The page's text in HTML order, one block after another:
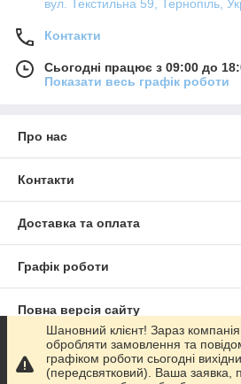
вул. Текстильна 59, Тернопіль,
Контакти
Сьогодні працює з 09:00 до
Показати весь графік роботи
Про нас
Контакти
Доставка та оплата
Графік роботи
Повна версія сайту
Сайт створено на маркетплейсі
Шановний клієнт! Зараз
обробляти замовлення та
графіком роботи сьогодні
(передсвятковий). Ваша заявка,